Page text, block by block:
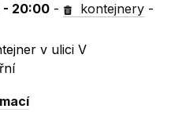
- 20:00 - kontejnery -
v ulici V